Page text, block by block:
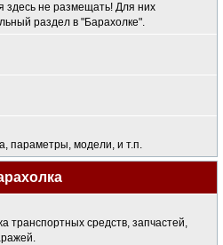
здесь не размещать! Для них
раздел в "Барахолке".
параметры, модели, и т.п.
транспортных средств, запчастей,